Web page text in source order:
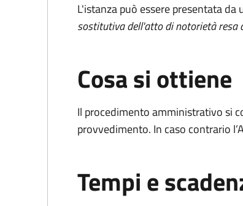
L'istanza può essere presentata
sostitutiva dell'atto di notorietà resa
Cosa si ottiene
Il procedimento amministrativo si
provvedimento. In caso contrario
Tempi e